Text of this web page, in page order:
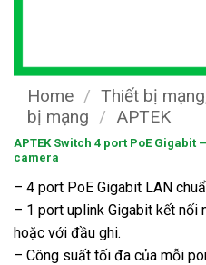
Home / Thiết bị
bị mạng / APTEK
APTEK Switch 4 port PoE Gigabit
camera
– 4 port PoE Gigabit LAN
– 1 port uplink Gigabit kết nối
hoặc với đầu ghi.
– Công suất tối đa của mỗi